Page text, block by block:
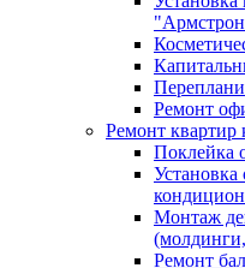
Ремонт
Ремонт квартир
Поклейка
Монтаж
Ремонт